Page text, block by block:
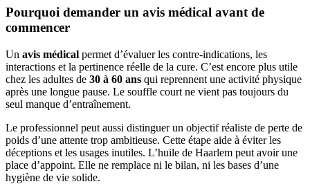
Pourquoi demander un avis médical avant de
commencer
Un avis médical permet d’évaluer les contre-indications, les
interactions et la pertinence réelle de la cure. C’est encore plus utile
chez les adultes de 30 à 60 ans qui reprennent une activité physique
après une longue pause. Le souffle court ne vient pas toujours du
seul manque d’entraînement.
Le professionnel peut aussi distinguer un objectif réaliste de perte de
poids d’une attente trop ambitieuse. Cette étape aide à éviter les
déceptions et les usages inutiles. L’huile de Haarlem peut avoir une
place d’appoint. Elle ne remplace ni le bilan, ni les bases d’une
hygiène de vie solide.